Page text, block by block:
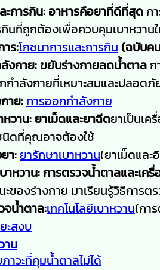
ะการกิน: อาหารคือยาที่ดีที่สุดก
นที่ถูกต้องเพื่อควบคุมเบาหวาน
ร:โภชนาการและการกิน(ฉบับค
งกาย: ขยับร่างกายลดน้ำตาลก
กำลังกายที่เหมาะสมและปลอด
าย:การออกกำลังกาย
หวาน: ยาเม็ดและยาฉีดยาเป็นเ
นิดที่คุณอาจต้องใช้
า:ยารักษาเบาหวาน(ยาเม็ดและ
บาหวาน: การตรวจน้ำตาลและเค
ของร่างกาย มาเรียนรู้วิธีการ
จน้ำตาล:เทคโนโลยีเบาหวาน(กา
ะสงบ
าน
าวะที่คุมน้ำตาลไม่ได้